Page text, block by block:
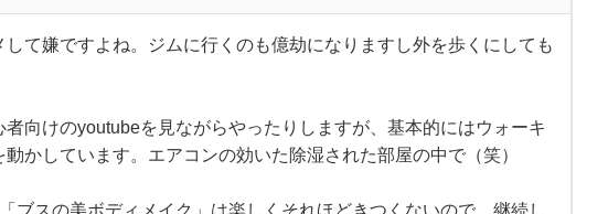
て嫌ですよね。ジムに行くのも億劫になりますし外を歩くにしても
向けのyoutubeを見ながらやったりしますが、基本的にはウォーキ
かしています。エアコンの効いた除湿された部屋の中で（笑）
ブスの美ボディメイク」は楽しくそれほどきつくないので、継続し